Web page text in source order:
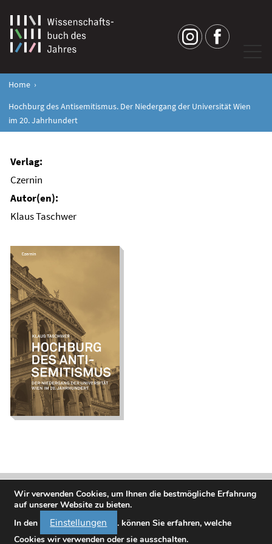
Home
Hochburg des Antisemitismus. Der Niedergang der Universität Wien
im 20. Jahrhundert
Hochburg des
Antisemitismus. Der
Niedergang der
Universität Wien im
20. Jahrhundert
Klaus Taschwer
Czernin
Wir verwenden Cookies, um Ihnen die bestmögliche Erfahrung
auf unserer Website zu bieten.
In den
Einstellungen
. können Sie erfahren, welche
Cookies wir verwenden oder sie ausschalten.